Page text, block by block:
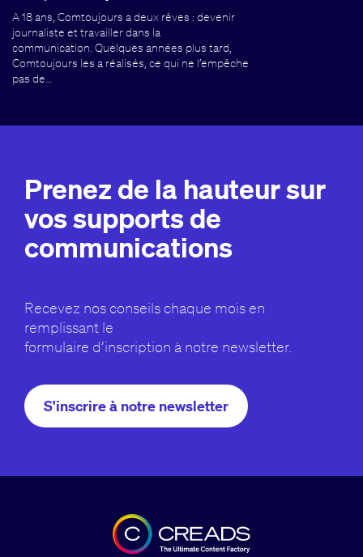
A 18 ans, Comtoujours a deux rêves : devenir
journaliste et travailler dans la
communication. Quelques années plus tard,
Comtoujours les a réalisés, ce qui ne l’empêche
pas de…
Prenez de la hauteur sur
vos supports de
communications
Recevez nos conseils chaque mois en
remplissant le
formulaire d’inscription à notre newsletter.
S'inscrire à notre newsletter